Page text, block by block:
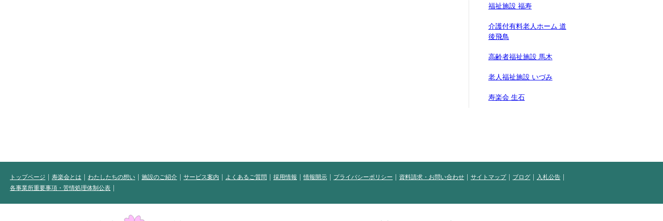
福祉施設 福寿
介護付有料老人ホーム 道
後飛鳥
高齢者福祉施設 馬木
老人福祉施設 いづみ
寿楽会 生石
トップページ 寿楽会とは わたしたちの想い 施設のご紹介 サービス案内 よくあるご質問 採用情報 情報開示 プライバシーポリシー 資料請求・お問い合わせ サイトマップ ブログ
入札公告
各事業所重要事項・苦情処理体制公表